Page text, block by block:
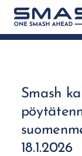
Siirry
sivun
sisältöön
Smash ry -
Smash
18.1.2026